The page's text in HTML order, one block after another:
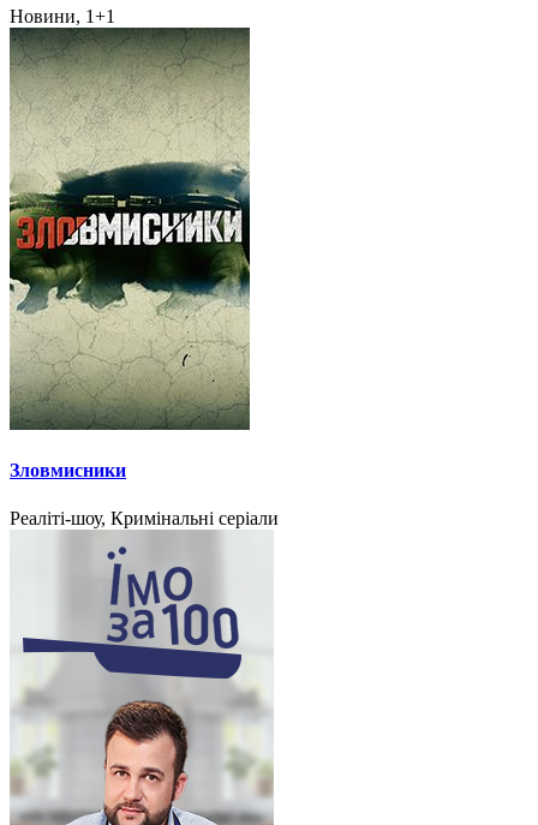
Новини, 1+1
Зловмисники
Реаліті-шоу, Кримінальні серіали